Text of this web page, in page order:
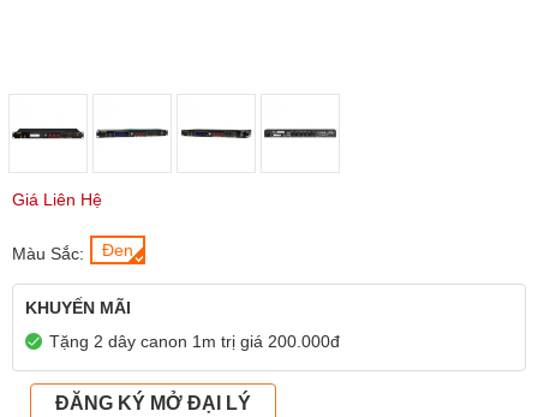
Giá Liên Hệ
Màu Sắc: Đen
KHUYẾN MÃI
Tặng 2 dây canon 1m trị giá 200.000đ
ĐĂNG KÝ MỞ ĐẠI LÝ